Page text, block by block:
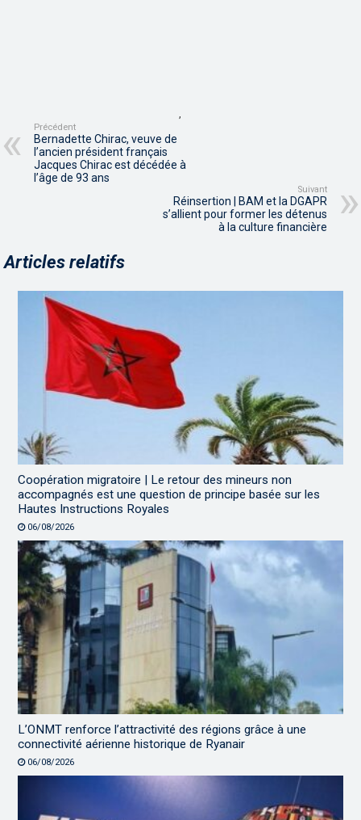
,
Précédent
Bernadette Chirac, veuve de
l’ancien président français
Jacques Chirac est décédée à
l’âge de 93 ans
Suivant
Réinsertion | BAM et la DGAPR
s’allient pour former les détenus
à la culture financière
Articles relatifs
Coopération migratoire | Le retour des mineurs non
accompagnés est une question de principe basée sur les
Hautes Instructions Royales
06/08/2026
L’ONMT renforce l’attractivité des régions grâce à une
connectivité aérienne historique de Ryanair
06/08/2026